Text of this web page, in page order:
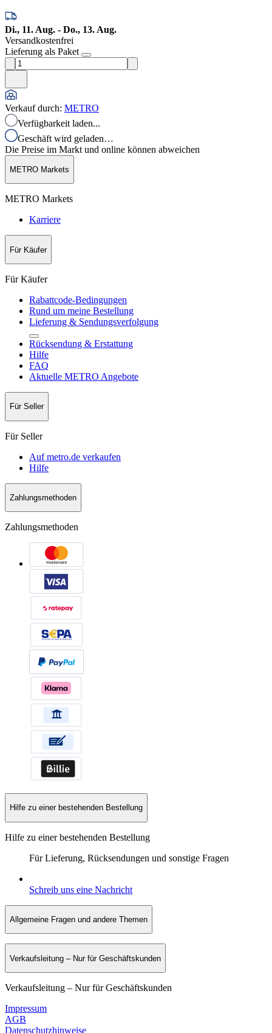
Di., 11. Aug. - Do., 13. Aug.
Versandkostenfrei
Lieferung als Paket
Verkauf durch: METRO
Verfügbarkeit laden...
Geschäft wird geladen…
Die Preise im Markt und online können abweichen
METRO Markets
METRO Markets
Karriere
Für Käufer
Für Käufer
Rabattcode-Bedingungen
Rund um meine Bestellung
Lieferung & Sendungsverfolgung
Rücksendung & Erstattung
Hilfe
FAQ
Aktuelle METRO Angebote
Für Seller
Für Seller
Auf metro.de verkaufen
Hilfe
Zahlungsmethoden
Zahlungsmethoden
Hilfe zu einer bestehenden Bestellung
Hilfe zu einer bestehenden Bestellung
Für Lieferung, Rücksendungen und sonstige Fragen
Schreib uns eine Nachricht
Allgemeine Fragen und andere Themen
Verkaufsleitung – Nur für Geschäftskunden
Verkaufsleitung – Nur für Geschäftskunden
Impressum
AGB
Datenschutzhinweise